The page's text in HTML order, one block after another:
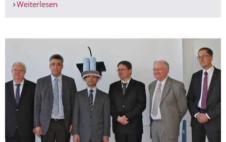
Weiterlesen